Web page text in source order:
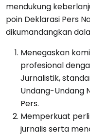
mendukung
poin Deklarasi Pers
dikumandangkan
Menegaskan
profesional
Jurnalistik,
Undang-Undang
Pers.
Memperkuat
jurnalis serta